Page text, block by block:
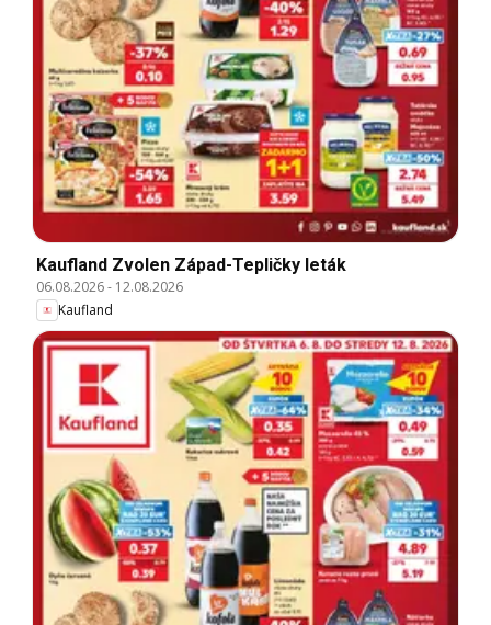
Kaufland Zvolen Západ-Tepličky leták
06.08.2026- 12.08.2026
Kaufland